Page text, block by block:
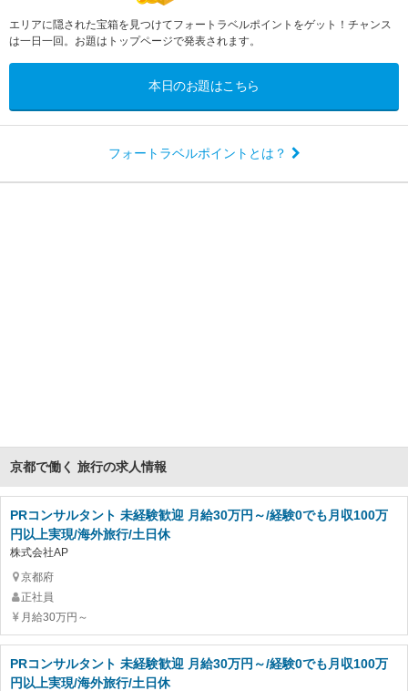
エリアに隠された宝箱を見つけてフォートラベルポイントをゲット！チャンス
は一日一回。お題はトップページで発表されます。
本日のお題はこちら
フォートラベルポイントとは？
京都で働く 旅行の求人情報
PRコンサルタント 未経験歓迎 月給30万円～/経験0でも月収100万
円以上実現/海外旅行/土日休
株式会社AP
京都府
正社員
月給30万円～
PRコンサルタント 未経験歓迎 月給30万円～/経験0でも月収100万
円以上実現/海外旅行/土日休